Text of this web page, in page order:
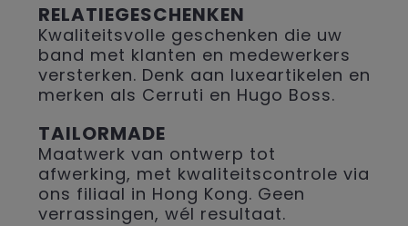
RELATIEGESCHENKEN
Kwaliteitsvolle geschenken die uw
band met klanten en medewerkers
versterken. Denk aan luxeartikelen en
merken als Cerruti en Hugo Boss.
TAILORMADE
Maatwerk van ontwerp tot
afwerking, met kwaliteitscontrole via
ons filiaal in Hong Kong. Geen
verrassingen, wél resultaat.